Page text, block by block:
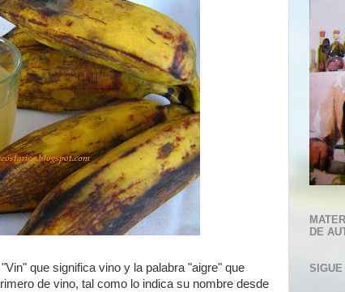
que significa vino y la palabra "aigre" que
de vino, tal como lo indica su nombre desde
DE